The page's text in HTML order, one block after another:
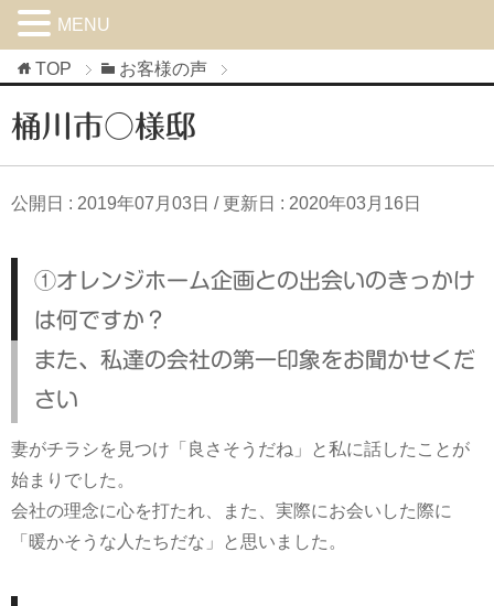
TOP お客様の声
桶川市○様邸
公開日 : 2019年07月03日 / 更新日 : 2020年03月16日
①オレンジホーム企画との出会いのきっかけ
は何ですか？
また、私達の会社の第一印象をお聞かせくだ
さい
妻がチラシを見つけ「良さそうだね」と私に話したことが
始まりでした。
会社の理念に心を打たれ、また、実際にお会いした際に
「暖かそうな人たちだな」と思いました。
MENU